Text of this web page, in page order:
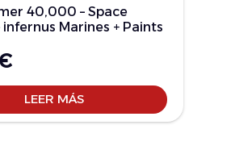
40,000 – Space
infernus Marines + Paints
LEER MÁS